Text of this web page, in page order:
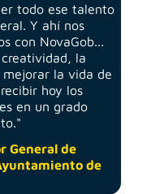
todo ese talento
Y ahí nos
con NovaGob...
la
la vida de
hoy los
en un grado
General de
de